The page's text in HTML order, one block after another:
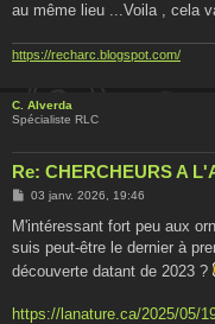
au même lieu ...Voila , cela
https://recharc.blogspot.com/
C. Alverda
Spécialiste RLC
Re: CHERCHEURS A
M
s
a
g
e
03 janv. 2026, 19:46
M'intéressant fort peu aux
suis peut-être le dernier à
découverte datant de 2023 ?
https://lanature.ca/2025/05/